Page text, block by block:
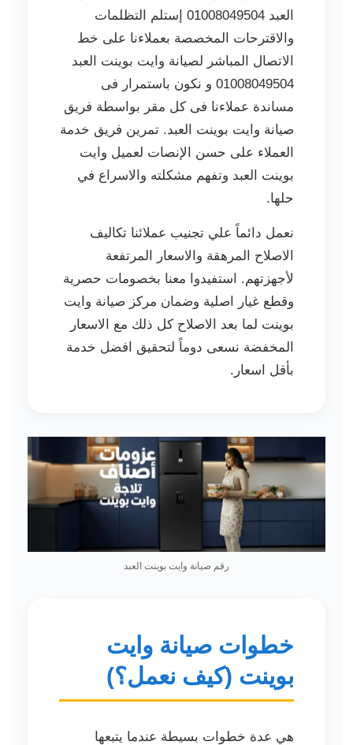
العبد 01008049504 إستلم التظلمات
والاقترحات المخصصة بعملاءنا على خط
الاتصال المباشر لصيانة وايت بوينت العبد
01008049504 و نكون باستمرار فى
مساندة عملاءنا فى كل مقر بواسطة فريق
صيانة وايت بوينت العبد. تمرين فريق خدمة
العملاء على حسن الإنصات لعميل وايت
بوينت العبد وتفهم مشكلته والاسراع في
حلها.
نعمل دائماً علي تجنيب عملائنا تكاليف
الاصلاح المرهقة والاسعار المرتفعة
لأجهزتهم. استفيدوا معنا بخصومات حصرية
وقطع غيار اصلية وضمان مركز صيانة وايت
بوينت لما بعد الاصلاح كل ذلك مع الاسعار
المخفضة نسعى دوماً لتحقيق افضل خدمة
بأقل اسعار.
رقم صيانة وايت بوينت العبد
خطوات صيانة وايت
بوينت (كيف نعمل؟)
هي عدة خطوات بسيطة عندما يتبعها